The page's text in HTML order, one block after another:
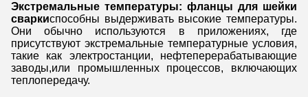
Экстремальные температуры: фланцы для шейки
сваркиспособны выдерживать высокие температуры.
Они обычно используются в приложениях, где
присутствуют экстремальные температурные условия,
такие как электростанции, нефтеперерабатывающие
заводы,или промышленных процессов, включающих
теплопередачу.